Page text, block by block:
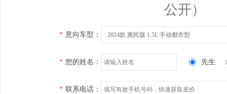
公开）
* 意向车型： 2024款 惠民版 1.5L 手动都市型
* 您的姓名： 先生
* 联系电话：